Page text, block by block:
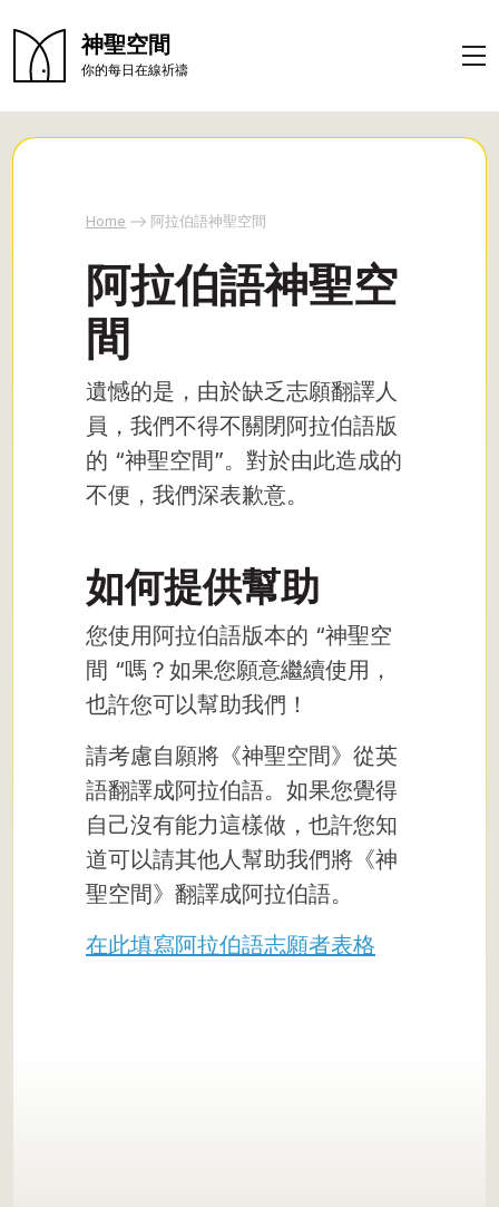
神聖空間
你的每日在線祈禱
Home 阿拉伯語神聖空間
阿拉伯語神聖空
間
遺憾的是，由於缺乏志願翻譯人
員，我們不得不關閉阿拉伯語版
的 “神聖空間”。對於由此造成的
不便，我們深表歉意。
如何提供幫助
您使用阿拉伯語版本的 “神聖空
間 “嗎？如果您願意繼續使用，
也許您可以幫助我們！
請考慮自願將《神聖空間》從英
語翻譯成阿拉伯語。如果您覺得
自己沒有能力這樣做，也許您知
道可以請其他人幫助我們將《神
聖空間》翻譯成阿拉伯語。
在此填寫阿拉伯語志願者表格